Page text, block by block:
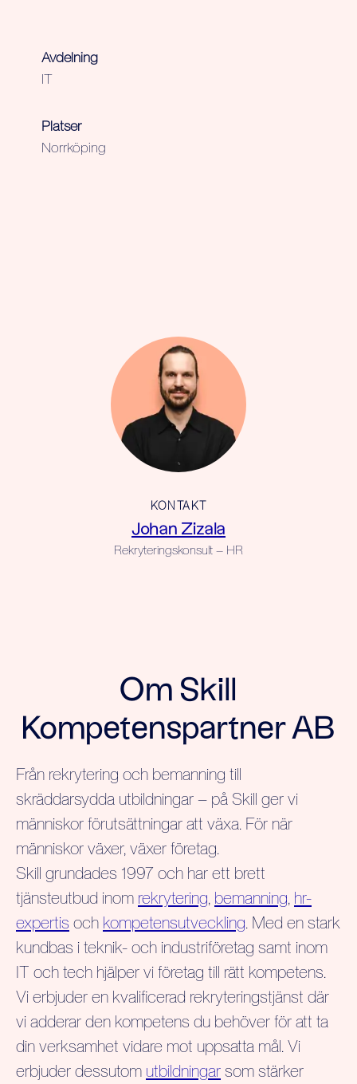
Avdelning
IT
Platser
Norrköping
KONTAKT
Johan Zizala
Rekryteringskonsult – HR
Om Skill
Kompetenspartner AB
Från rekrytering och bemanning till
skräddarsydda utbildningar – på Skill ger vi
människor förutsättningar att växa. För när
människor växer, växer företag.
Skill grundades 1997 och har ett brett
tjänsteutbud inom rekrytering, bemanning, hr-
expertis och kompetensutveckling. Med en stark
kundbas i teknik- och industriföretag samt inom
IT och tech hjälper vi företag till rätt kompetens.
Vi erbjuder en kvalificerad rekryteringstjänst där
vi adderar den kompetens du behöver för att ta
din verksamhet vidare mot uppsatta mål. Vi
erbjuder dessutom utbildningar som stärker